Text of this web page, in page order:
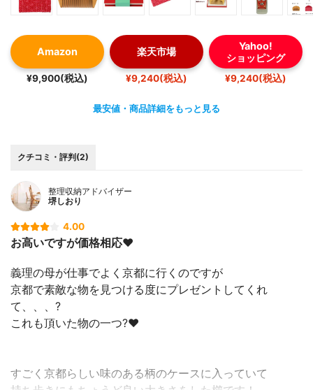
Amazon
¥9,900(税込)
楽天市場
¥9,240(税込)
Yahoo!
ショッピング
¥9,240(税込)
最安値・商品詳細をもっと見る
クチコミ・評判(2)
整理収納アドバイザー
堺しおり
4.00
お高いですが価格相応❤️
義理の母が仕事でよく京都に行くのですが
京都で素敵な物を見つける度にプレゼントしてくれ
て、、、?
これも頂いた物の一つ?❤️
すごく京都らしい味のある柄のケースに入っていて